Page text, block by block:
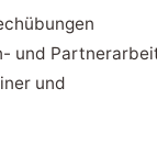
und
und